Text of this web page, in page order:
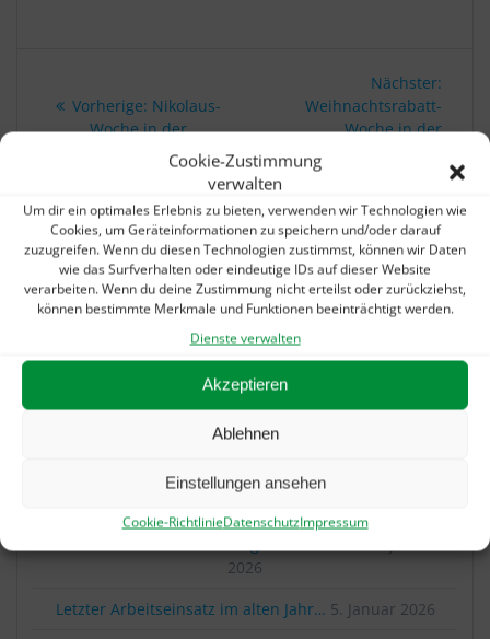
Cookie-Zustimmung
verwalten
Um dir ein optimales Erlebnis zu bieten, verwenden wir Technologien wie
Cookies, um Geräteinformationen zu speichern und/oder darauf
zuzugreifen. Wenn du diesen Technologien zustimmst, können wir Daten
wie das Surfverhalten oder eindeutige IDs auf dieser Website
verarbeiten. Wenn du deine Zustimmung nicht erteilst oder zurückziehst,
können bestimmte Merkmale und Funktionen beeinträchtigt werden.
Dienste verwalten
Akzeptieren
Ablehnen
Einstellungen ansehen
Cookie-RichtlinieDatenschutzImpressum
Vorherige: Vorheriger
Beitrag:
Nikolaus-
Woche in der
SchuhTechnikDitzingen!
Nächster:
Weihnachtsrabatt-
Woche in der
IHR SCHNELLKONTAKT:
Telefon: 07156 / 3070360
E-Mail: info@schuhtechnik-ditzingen.de
UNSERE AKTUELLEN MELDUNGEN:
Sommerurlaub? Gibts auch bei uns!
„Alarmstufe Rot“: Petition gegen Kürzungen in
2026
Letzter Arbeitseinsatz im alten Jahr… 5. Januar 2026